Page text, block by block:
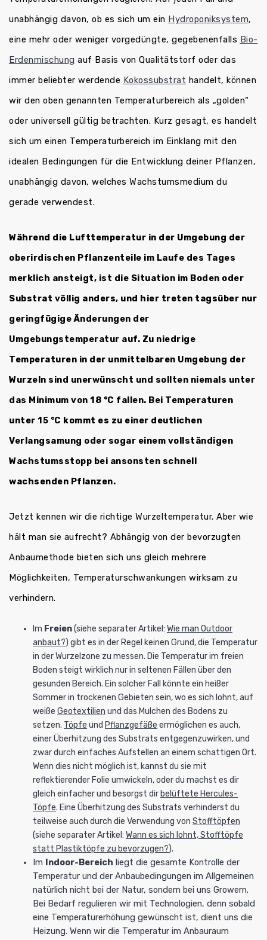
unabhängig davon, ob es sich um ein Hydroponiksystem,
eine mehr oder weniger vorgedüngte, gegebenenfalls Bio-
Erdenmischung auf Basis von Qualitätstorf oder das
immer beliebter werdende Kokossubstrat handelt, können
wir den oben genannten Temperaturbereich als „golden“
oder universell gültig betrachten. Kurz gesagt, es handelt
sich um einen Temperaturbereich im Einklang mit den
idealen Bedingungen für die Entwicklung deiner Pflanzen,
unabhängig davon, welches Wachstumsmedium du
gerade verwendest.
Während die Lufttemperatur in der Umgebung der
oberirdischen Pflanzenteile im Laufe des Tages
merklich ansteigt, ist die Situation im Boden oder
Substrat völlig anders, und hier treten tagsüber nur
geringfügige Änderungen der
Umgebungstemperatur auf. Zu niedrige
Temperaturen in der unmittelbaren Umgebung der
Wurzeln sind unerwünscht und sollten niemals unter
das Minimum von 18 °C fallen. Bei Temperaturen
unter 15 °C kommt es zu einer deutlichen
Verlangsamung oder sogar einem vollständigen
Wachstumsstopp bei ansonsten schnell
wachsenden Pflanzen.
Jetzt kennen wir die richtige Wurzeltemperatur. Aber wie
hält man sie aufrecht? Abhängig von der bevorzugten
Anbaumethode bieten sich uns gleich mehrere
Möglichkeiten, Temperaturschwankungen wirksam zu
verhindern.
Im Freien(siehe separater Artikel: Wie man Outdoor
anbaut?) gibt es in der Regel keinen Grund, die Temperatur
in der Wurzelzone zu messen. Die Temperatur im freien
Boden steigt wirklich nur in seltenen Fällen über den
gesunden Bereich. Ein solcher Fall könnte ein heißer
Sommer in trockenen Gebieten sein, wo es sich lohnt, auf
weiße Geotextilien und das Mulchen des Bodens zu
setzen. Töpfe und Pflanzgefäße ermöglichen es auch,
einer Überhitzung des Substrats entgegenzuwirken, und
zwar durch einfaches Aufstellen an einem schattigen Ort.
Wenn dies nicht möglich ist, kannst du sie mit
reflektierender Folie umwickeln, oder du machst es dir
gleich einfacher und besorgst dir belüftete Hercules-
Töpfe. Eine Überhitzung des Substrats verhinderst du
teilweise auch durch die Verwendung von Stofftöpfen
(siehe separater Artikel: Wann es sich lohnt, Stofftöpfe
statt Plastiktöpfe zu bevorzugen?).
Im Indoor-Bereich liegt die gesamte Kontrolle der
Temperatur und der Anbaubedingungen im Allgemeinen
natürlich nicht bei der Natur, sondern bei uns Growern.
Bei Bedarf regulieren wir mit Technologien, denn sobald
eine Temperaturerhöhung gewünscht ist, dient uns die
Heizung. Wenn wir die Temperatur im Anbauraum